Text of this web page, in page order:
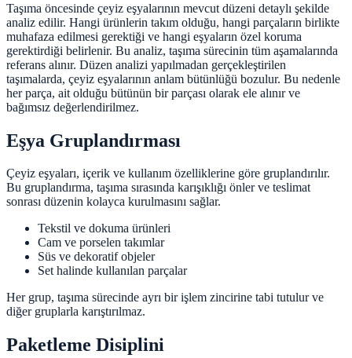
Taşıma öncesinde çeyiz eşyalarının mevcut düzeni detaylı şekilde
analiz edilir. Hangi ürünlerin takım olduğu, hangi parçaların birlikte
muhafaza edilmesi gerektiği ve hangi eşyaların özel koruma
gerektirdiği belirlenir. Bu analiz, taşıma sürecinin tüm aşamalarında
referans alınır. Düzen analizi yapılmadan gerçekleştirilen
taşımalarda, çeyiz eşyalarının anlam bütünlüğü bozulur. Bu nedenle
her parça, ait olduğu bütünün bir parçası olarak ele alınır ve
bağımsız değerlendirilmez.
Eşya Gruplandırması
Çeyiz eşyaları, içerik ve kullanım özelliklerine göre gruplandırılır.
Bu gruplandırma, taşıma sırasında karışıklığı önler ve teslimat
sonrası düzenin kolayca kurulmasını sağlar.
Tekstil ve dokuma ürünleri
Cam ve porselen takımlar
Süs ve dekoratif objeler
Set halinde kullanılan parçalar
Her grup, taşıma sürecinde ayrı bir işlem zincirine tabi tutulur ve
diğer gruplarla karıştırılmaz.
Paketleme Disiplini